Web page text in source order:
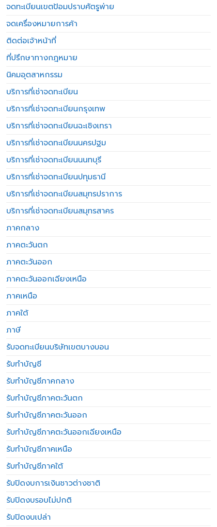
จดทะเบียนเขตป้อมปราบศัตรูพ่าย
จดเครื่องหมายการค้า
ติดต่อเจ้าหน้าที่
ที่ปรึกษาทางกฎหมาย
นิคมอุตสาหกรรม
บริการที่เช่าจดทะเบียน
บริการที่เช่าจดทะเบียนกรุงเทพ
บริการที่เช่าจดทะเบียนฉะเชิงเทรา
บริการที่เช่าจดทะเบียนนครปฐม
บริการที่เช่าจดทะเบียนนนทบุรี
บริการที่เช่าจดทะเบียนปทุมธานี
บริการที่เช่าจดทะเบียนสมุทรปราการ
บริการที่เช่าจดทะเบียนสมุทรสาคร
ภาคกลาง
ภาคตะวันตก
ภาคตะวันออก
ภาคตะวันออกเฉียงเหนือ
ภาคเหนือ
ภาคใต้
ภาษี
รับจดทะเบียนบริษัทเขตบางบอน
รับทำบัญชี
รับทำบัญชีภาคกลาง
รับทำบัญชีภาคตะวันตก
รับทำบัญชีภาคตะวันออก
รับทำบัญชีภาคตะวันออกเฉียงเหนือ
รับทำบัญชีภาคเหนือ
รับทำบัญชีภาคใต้
รับปิดงบการเงินชาวต่างชาติ
รับปิดงบรอบไม่ปกติ
รับปิดงบเปล่า